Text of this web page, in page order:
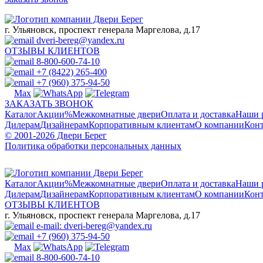
г. Ульяновск, проспект генерала Маргелова, д.17
dveri-bereg@yandex.ru
ОТЗЫВЫ КЛИЕНТОВ
8-800-600-74-10
+7 (8422) 265-400
+7 (960) 375-94-50
ЗАКАЗАТЬ ЗВОНОК
КаталогАкции%Межкомнатные двериОплата и доставкаНаши
ДилерамДизайнерамКорпоративным клиентамО компании
© 2001-2026 Двери Берег
Политика обработки персональных данных
КаталогАкции%Межкомнатные двериОплата и доставкаНаши
ДилерамДизайнерамКорпоративным клиентамО компании
ОТЗЫВЫ КЛИЕНТОВ
г. Ульяновск, проспект генерала Маргелова, д.17
e-mail: dveri-bereg@yandex.ru
+7 (960) 375-94-50
8-800-600-74-10